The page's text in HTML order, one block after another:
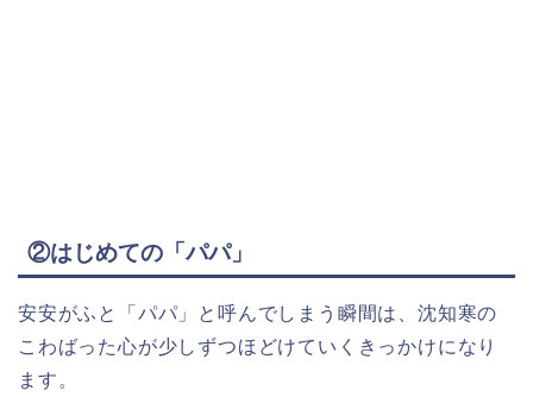
②はじめての「パパ」
安安がふと「パパ」と呼んでしまう瞬間は、沈知寒の
こわばった心が少しずつほどけていくきっかけになり
ます。